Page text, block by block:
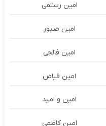
امین رستمی
امین صبور
امین فالجی
امین فیاض
امین و امید
امین کاظمی